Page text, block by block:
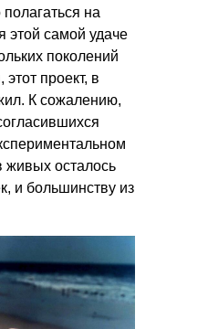
на
этой самой удаче
поколений
проект, в
К сожалению,
живых осталось
и большинству из